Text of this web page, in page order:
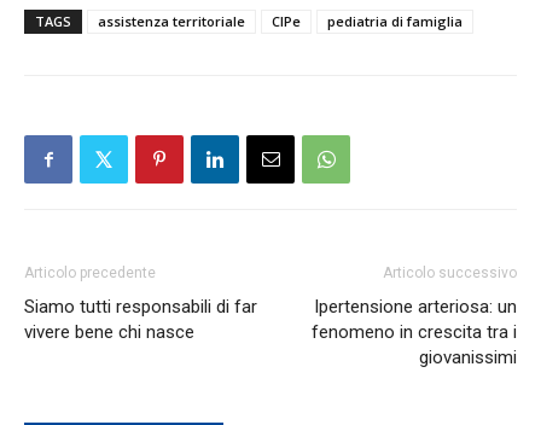
TAGS assistenza territoriale CIPe pediatria di famiglia
Articolo precedente
Siamo tutti responsabili di far
vivere bene chi nasce
Articolo successivo
Ipertensione arteriosa: un
fenomeno in crescita tra i
giovanissimi